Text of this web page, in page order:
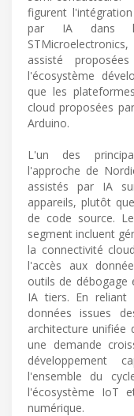
figurent
par IA dans
assisté
l'écosystème
que les
cloud proposées
Arduino.
L'un des
l'approche de
assistés par IA
appareils, plutôt
de code source.
segment incluent
la connectivité
l'accès aux
outils de débogage
IA tiers. En reliant
données issues
architecture unifiée
une demande
développement
l'ensemble du
l'écosystème IoT
numérique.